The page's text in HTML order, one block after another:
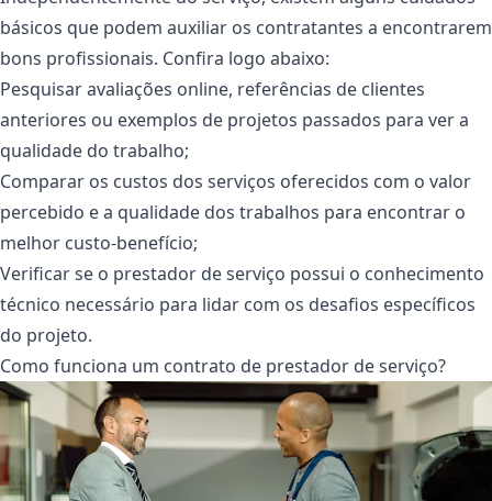
básicos que podem auxiliar os contratantes a encontrarem
bons profissionais. Confira logo abaixo:
Pesquisar avaliações online, referências de clientes
anteriores ou exemplos de projetos passados para ver a
qualidade do trabalho;
Comparar os custos dos serviços oferecidos com o valor
percebido e a qualidade dos trabalhos para encontrar o
melhor custo-benefício;
Verificar se o prestador de serviço possui o conhecimento
técnico necessário para lidar com os desafios específicos
do projeto.
Como funciona um contrato de prestador de serviço?